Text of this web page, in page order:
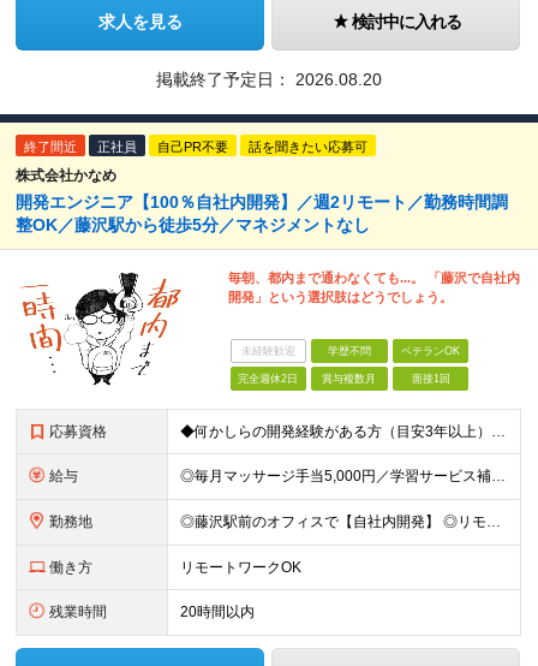
求人を見る 検討中に入れる
掲載終了予定日： 2026.08.20
終了間近 正社員 自己PR不要 話を聞きたい応募可
株式会社かなめ
開発エンジニア【100％自社内開発】／週2リモート／勤務時間調
整OK／藤沢駅から徒歩5分／マネジメントなし
毎朝、都内まで通わなくても...。 「藤沢で自社内
開発」という選択肢はどうでしょう。
未経験歓迎 学歴不問 ベテランOK
完全週休2日 賞与複数月 面接1回
応募資格 ◆何かしらの開発経験がある方（目安3年以上） └一人称で開発を進めた経験があればOK！ 特に言語の縛り等はございません。 ◆学歴不問 ＼こんな方であれば入社後すぐに活躍できます／ ・PHPを活用し
給与 ◎毎月マッサージ手当5,000円／学習サービス補助制度あり ■年俸420万円～518万円 （14分割／毎月の給与に加えて、賞与として年2回支給します） ┗月給換算：30万円～37万円 ＼あなたの
勤務地 ◎藤沢駅前のオフィスで【自社内開発】 ◎リモートワークOK ◎茅ヶ崎、鎌倉、逗子、平塚、辻堂などから電車で通いやすい 神奈川県藤沢市藤沢89-1 メイキビル4F ＼都内や横浜・川崎市に住むより、家
働き方 リモートワークOK
残業時間 20時間以内